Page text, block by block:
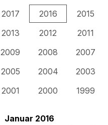
2017 2016
2015
2013 2012
2011
2009 2008
2007
2005 2004
2003
2001 2000 1999
Januar 2016